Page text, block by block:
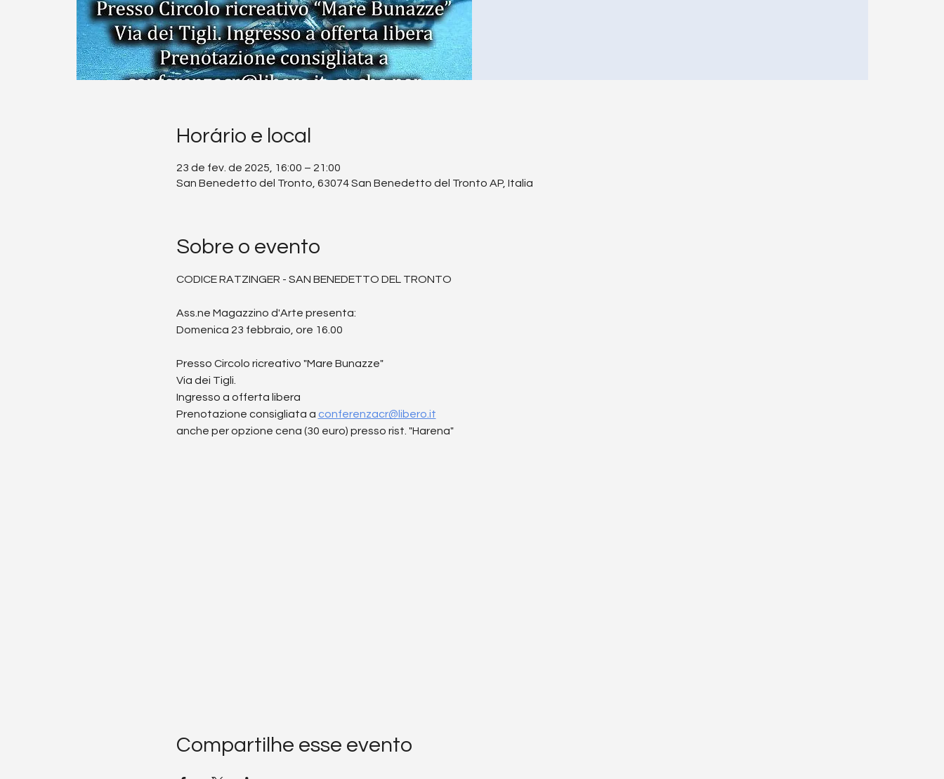
Horário e local
23 de fev. de 2025, 16:00 – 21:00
San Benedetto del Tronto, 63074 San Benedetto del Tronto AP, Italia
Sobre o evento
CODICE RATZINGER - SAN BENEDETTO DEL TRONTO
Ass.ne Magazzino d'Arte presenta:
Domenica 23 febbraio, ore 16.00
Presso Circolo ricreativo "Mare Bunazze"
Via dei Tigli.
Ingresso a offerta libera
Prenotazione consigliata a conferenzacr@libero.it
anche per opzione cena (30 euro) presso rist. "Harena"
Compartilhe esse evento